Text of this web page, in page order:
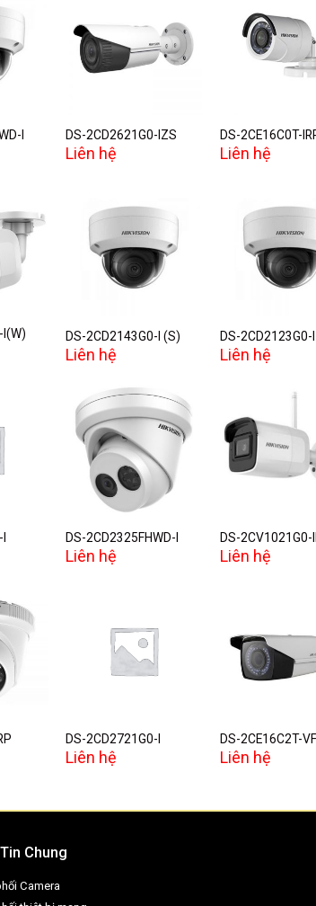
Add to
I
Add to
DS-2CD2621G0-IZS
Liên hệ
DS-2CE16C0T-
Liên hệ
Add to
I(W)
Add to
wishlist
DS-2CD2143G0-I (S)
Liên hệ
DS-2CD2123G0-
Liên hệ
Add to
wishlist
DS-2CD2325FHWD-I
Liên hệ
DS-2CV1021G0-
Liên hệ
Add to
wishlist
DS-2CD2721G0-I
Liên hệ
DS-2CE16C2T-
Liên hệ
Chung
Camera